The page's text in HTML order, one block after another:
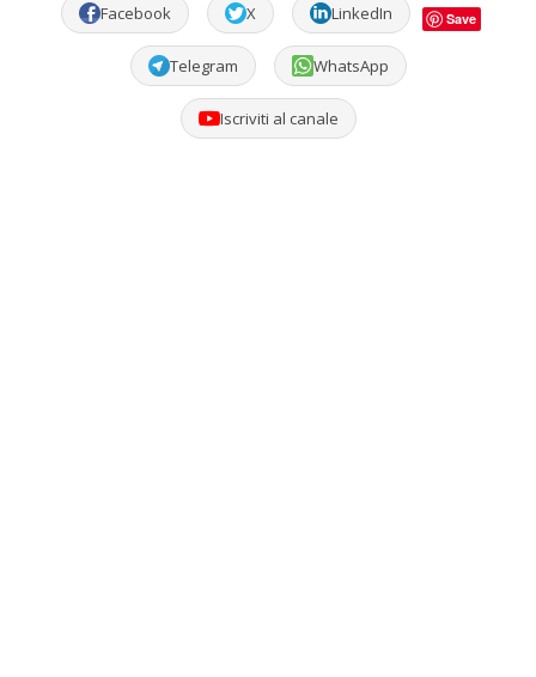
Facebook X LinkedIn Save
Telegram WhatsApp
Iscriviti al canale